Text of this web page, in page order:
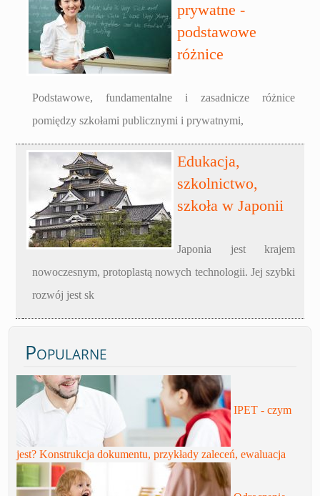
prywatne -
podstawowe
różnice
Podstawowe, fundamentalne i zasadnicze różnice
pomiędzy szkołami publicznymi i prywatnymi,
Edukacja,
szkolnictwo,
szkoła w Japonii
Japonia jest krajem
nowoczesnym, protoplastą nowych technologii. Jej szybki
rozwój jest sk
Popularne
IPET - czym
jest? Konstrukcja dokumentu, przykłady zaleceń, ewaluacja